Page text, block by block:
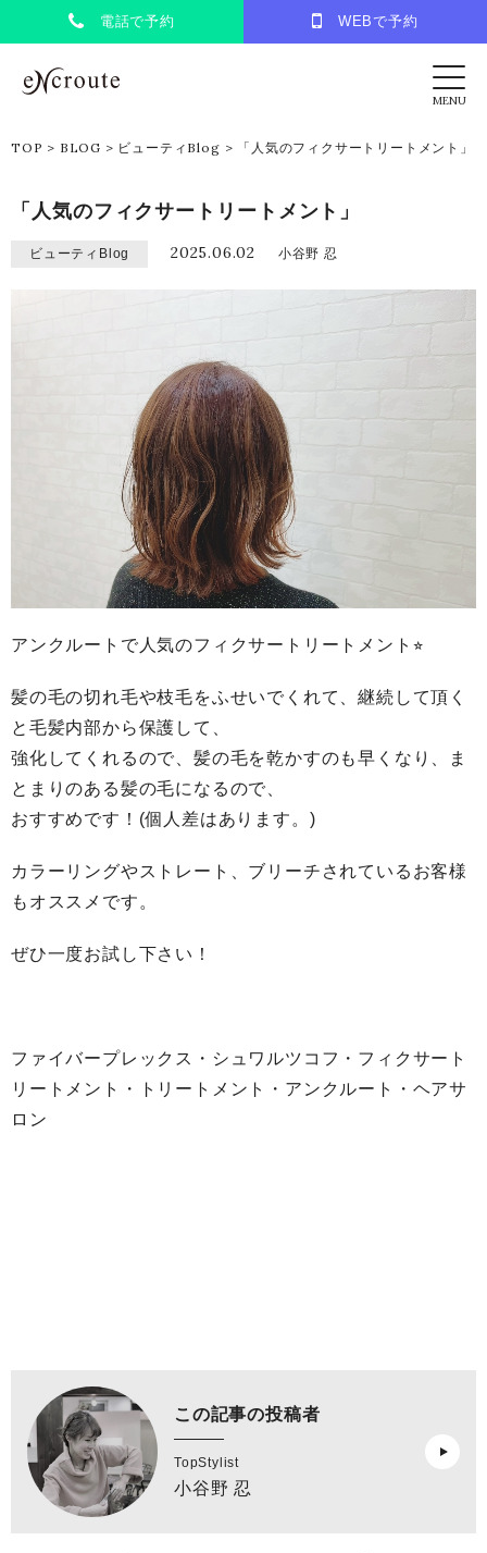
電話で予約 WEBで予約
eNcroute｜葛西・江戸川区の美容室 アンク
MENU
TOP > BLOG > ビューティBlog > 「人気のフィクサートリートメント」
「人気のフィクサートリートメント」
ビューティBlog 2025.06.02 小谷野 忍
アンクルートで人気のフィクサートリートメント⭐︎
髪の毛の切れ毛や枝毛をふせいでくれて、継続して頂く
と毛髪内部から保護して、
強化してくれるので、髪の毛を乾かすのも早くなり、ま
とまりのある髪の毛になるので、
おすすめです！(個人差はあります。)
カラーリングやストレート、ブリーチされているお客様
もオススメです。
ぜひ一度お試し下さい！
ファイバープレックス・シュワルツコフ・フィクサート
リートメント・トリートメント・アンクルート・ヘアサ
ロン
この記事の投稿者
TopStylist
小谷野 忍